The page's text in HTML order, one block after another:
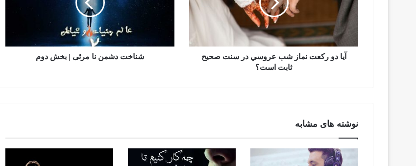
راز آب زم زم کشف شد
آيا دو ركعت نماز شب عروسي در سنت صحيح
ثابت است؟
شناخت دشمن نا مرئی | بخش دوم
نوشته های مشابه